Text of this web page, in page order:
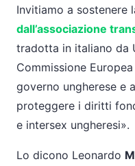
Invitiamo a sostenere
dall’associazione
tradotta in italiano da
Commissione
governo ungherese e
proteggere i diritti
e intersex ungheresi».
Lo dicono Leonardo